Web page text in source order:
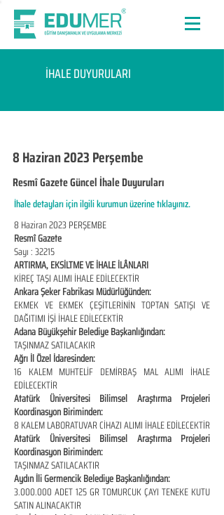
İHALE DUYURULARI
8 Haziran 2023 Perşembe
Resmî Gazete Güncel İhale Duyuruları
İhale detayları için ilgili kurumun üzerine tıklayınız.
8 Haziran 2023 PERŞEMBE
Resmî Gazete
Sayı : 32215
ARTIRMA, EKSİLTME VE İHALE İLÂNLARI
KİREÇ TAŞI ALIMI İHALE EDİLECEKTİR
Ankara Şeker Fabrikası Müdürlüğünden:
EKMEK VE EKMEK ÇEŞİTLERİNİN TOPTAN SATIŞI VE
DAĞITIMI İŞİ İHALE EDİLECEKTİR
Adana Büyükşehir Belediye Başkanlığından:
TAŞINMAZ SATILACAKIR
Ağrı İl Özel İdaresinden:
16 KALEM MUHTELİF DEMİRBAŞ MAL ALIMI İHALE
EDİLECEKTİR
Atatürk Üniversitesi Bilimsel Araştırma Projeleri
Koordinasyon Biriminden:
8 KALEM LABORATUVAR CİHAZI ALIMI İHALE EDİLECEKTİR
Atatürk Üniversitesi Bilimsel Araştırma Projeleri
Koordinasyon Biriminden:
TAŞINMAZ SATILACAKTIR
Aydın İli Germencik Belediye Başkanlığından:
3.000.000 ADET 125 GR TOMURCUK ÇAYI TENEKE KUTU
SATIN ALINACAKTIR